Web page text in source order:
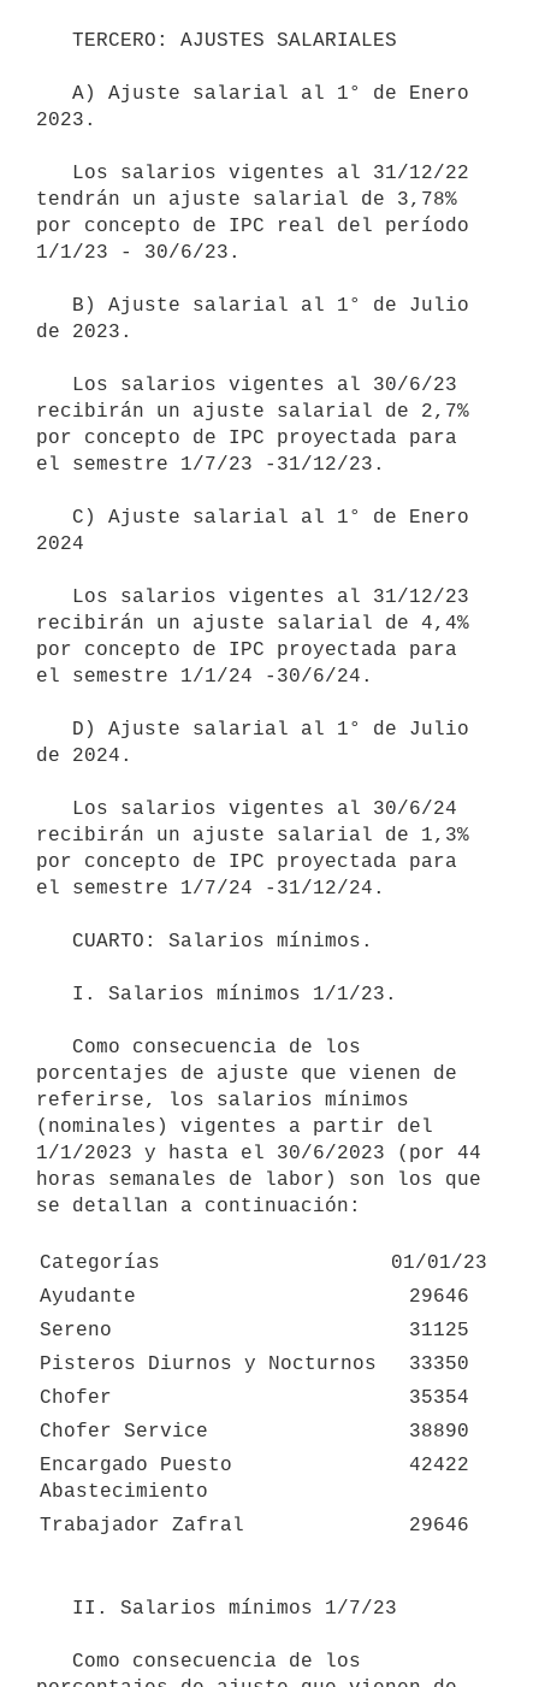
2023.
tendrán un ajuste salarial de 3,78%
por concepto de IPC real del período
1/1/23 - 30/6/23.
de 2023.
recibirán un ajuste salarial de 2,7%
por concepto de IPC proyectada para
el semestre 1/7/23 -31/12/23.
2024
recibirán un ajuste salarial de 4,4%
por concepto de IPC proyectada para
el semestre 1/1/24 -30/6/24.
de 2024.
recibirán un ajuste salarial de 1,3%
por concepto de IPC proyectada para
el semestre 1/7/24 -31/12/24.
porcentajes de ajuste que vienen de
referirse, los salarios mínimos
(nominales) vigentes a partir del
1/1/2023 y hasta el 30/6/2023 (por 44
horas semanales de labor) son los que
se detallan a continuación:
Categorías
01/01/23
Ayudante
29646
Sereno
31125
Pisteros Diurnos y Nocturnos
33350
Chofer
35354
Chofer Service
38890
Encargado Puesto
Abastecimiento
42422
Trabajador Zafral 29646